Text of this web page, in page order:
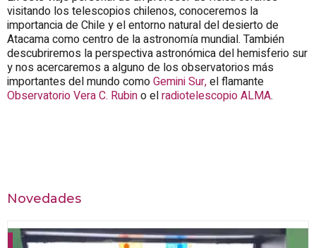
visitando los telescopios chilenos, conoceremos la
importancia de Chile y el entorno natural del desierto de
Atacama como centro de la astronomía mundial. También
descubriremos la perspectiva astronómica del hemisferio sur
y nos acercaremos a alguno de los observatorios más
importantes del mundo comoGemini Sur,el flamante
Observatorio Vera C. Rubino elradiotelescopio ALMA.
Novedades